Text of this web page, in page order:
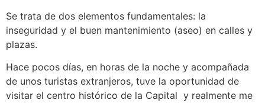
Se trata de dos elementos fundamentales: la
inseguridad y el buen mantenimiento (aseo) en calles y
plazas.
Hace pocos días, en horas de la noche y acompañada
de unos turistas extranjeros, tuve la oportunidad de
visitar el centro histórico de la Capital y realmente me